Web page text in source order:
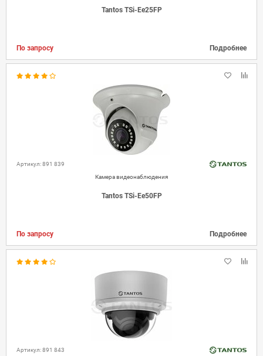
Tantos TSi-Ee25FP
По запросу Подробнее
Артикул: 891 839
Камера видеонаблюдения
Tantos TSi-Ee50FP
По запросу Подробнее
Артикул: 891 843